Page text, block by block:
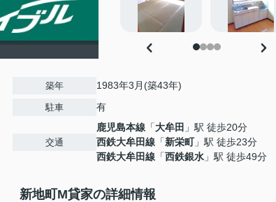
築年 1983年3月(築43年)
駐車 有
交通
鹿児島本線 「大牟田 」駅 徒歩20分
西鉄大牟田線 「新栄町」駅 徒歩23分
西鉄大牟田線 「西鉄銀水 」駅 徒歩49分
新地町M貸家の詳細情報